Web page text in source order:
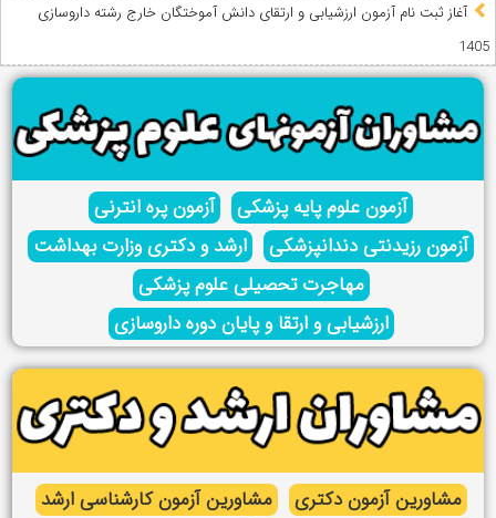
آغاز ثبت نام آزمون‌ ارزشیابی و ارتقای دانش آموختگان خارج رشته داروسازی
1405
آزمون علوم پایه پزشکی
آزمون پره انترنی
آزمون رزیدنتی دندانپزشکی
ارشد و دکتری وزارت بهداشت
مهاجرت تحصیلی علوم پزشکی
ارزشیابی و ارتقا و پایان دوره داروسازی
مشاورین آزمون دکتری
مشاورین آزمون کارشناسی ارشد